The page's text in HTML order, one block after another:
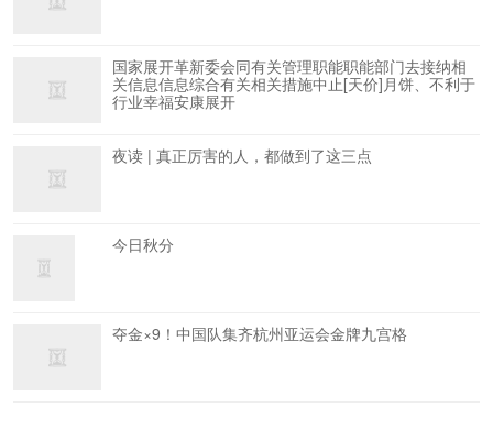
国家展开革新委会同有关管理职能职能部门去接纳相
关信息信息综合有关相关措施中止[天价]月饼、不利于
行业幸福安康展开
夜读 | 真正厉害的人，都做到了这三点
今日秋分
夺金×9！中国队集齐杭州亚运会金牌九宫格